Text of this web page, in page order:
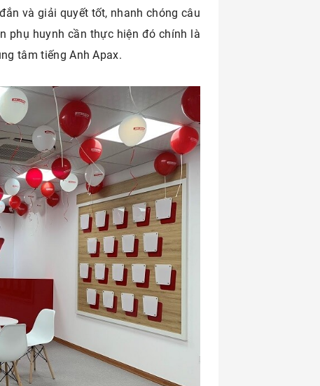
và giải quyết tốt, nhanh chóng câu
phụ huynh cần thực hiện đó chính là
tâm tiếng Anh Apax.